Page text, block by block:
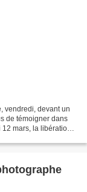
vendredi, devant un
de témoigner dans
mars, la libération